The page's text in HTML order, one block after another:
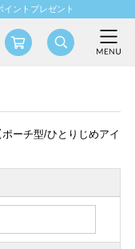
ントプレゼント
ーチ型/ひとりじめアイ